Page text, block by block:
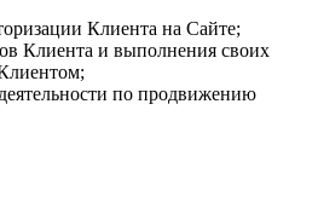
Клиента на Сайте;
Клиента и выполнения своих
по продвижению